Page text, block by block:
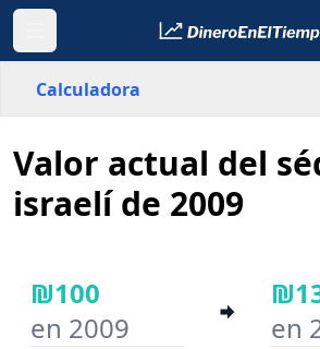
Calculadora
Israel
País
Año inicial
Valor actual del
israelí de 2009
₪100
en 2009
en